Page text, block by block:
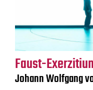
Faust-
Johann Wolfgang